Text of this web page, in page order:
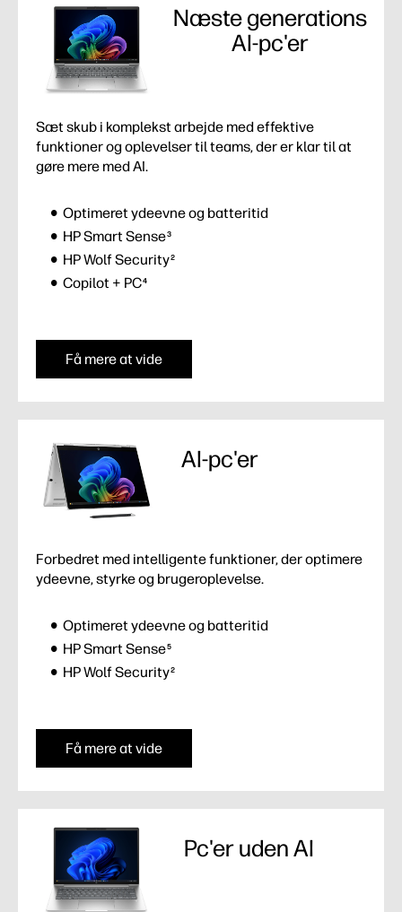
Næste generations
AI-pc'er
Sæt skub i komplekst arbejde med effektive
funktioner og oplevelser til teams, der er klar til at
gøre mere med AI.
Optimeret ydeevne og batteritid
HP Smart Sense3
HP Wolf Security2
Copilot + PC4
Få mere at vide
AI-pc'er
Forbedret med intelligente funktioner, der optimere
ydeevne, styrke og brugeroplevelse.
Optimeret ydeevne og batteritid
HP Smart Sense5
HP Wolf Security2
Få mere at vide
Pc'er uden AI